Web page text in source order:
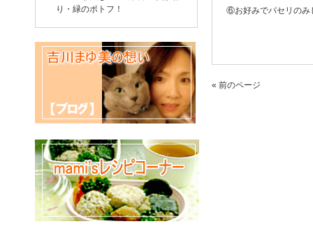
⑥お好みでパセリのみ
« 前のページ
り・緑のポトフ！